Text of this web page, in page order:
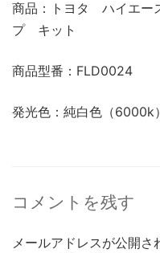
商品：トヨタ ハイエ
プ キット
商品型番：FLD0024
発光色：純白色（6000k）
コメントを残す
メールアドレスが公開さ